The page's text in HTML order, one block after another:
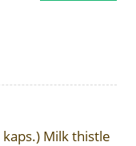
Milk thistle